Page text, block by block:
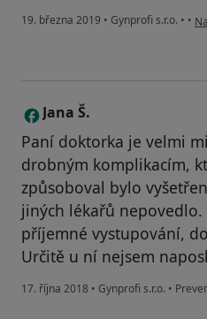
19. března 2019 • Gynprofi s.r.o. • •
J Jana Š.
Paní doktorka je velmi
drobným komplikacím,
způsoboval bylo
jiných lékařů
příjemné vystupování,
Určitě u ní nejsem
17. října 2018 • Gynprofi s.r.o. •